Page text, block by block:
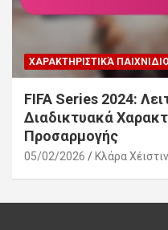
ΧΑΡΑΚΤΗΡΙΣΤΙΚΆ
FIFA Series 2024:
Διαδικτυακά
Προσαρμογής
05/02/2026 Κλάρα